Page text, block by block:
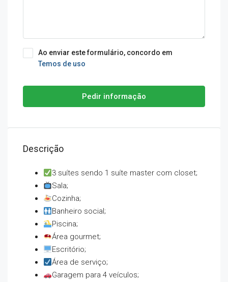
Ao enviar este formulário, concordo em
Temos de uso
Pedir informação
Descrição
3 suítes sendo 1 suíte master com closet;
Sala;
Cozinha;
Banheiro social;
Piscina;
Área gourmet;
Escritório;
Área de serviço;
Garagem para 4 veículos;